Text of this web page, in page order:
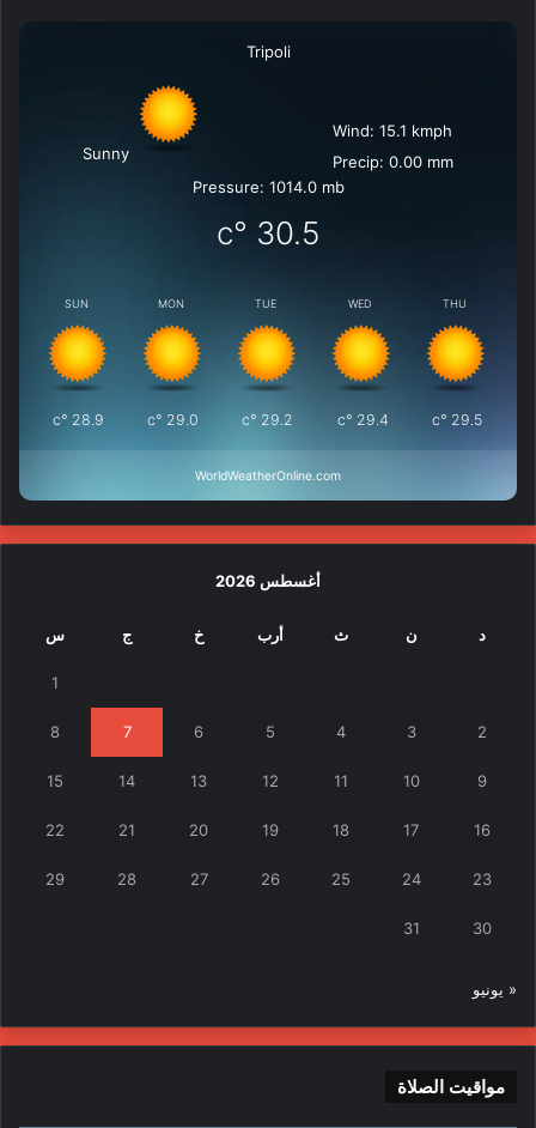
Tripoli
Sunny
Wind: 15.1 kmph
Precip: 0.00 mm
Pressure: 1014.0 mb
30.5
°c
SUN
28.9
°c
MON
29.0
°c
TUE
29.2
°c
WED
29.4
°c
THU
29.5
°c
WorldWeatherOnline.com
أغسطس 2026
د ن ث أرب خ ج س
1
2
3
4
5
6
7
8
9
10
11
12
13
14
15
16
17
18
19
20
21
22
23
24
25
26
27
28
29
30
31
« يونيو
مواقيت الصلاة